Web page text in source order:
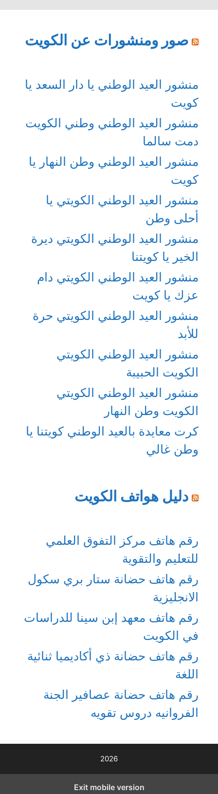
صور ومنشورات عن الكويت
منشور العيد الوطني يا دار السعد يا
كويت
منشور العيد الوطني وطني الكويت
دمت سالما
منشور العيد الوطني وطن النهار يا
كويت
منشور العيد الوطني الكويتي يا
أحلى وطن
منشور العيد الوطني الكويتي ديرة
الخير يا كويتنا
منشور العيد الوطني الكويتي دام
عزك يا كويت
منشور العيد الوطني الكويتي حرة
للأبد
منشور العيد الوطني الكويتي
الكويت الحبيبة
منشور العيد الوطني الكويتي
الكويت وطن النهار
كرت معايدة بالعيد الوطني كويتنا يا
وطن غالي
دليل هواتف الكويت
رقم هاتف مركز التفوق العلمي
للتعليم والتقوية
رقم هاتف حضانة ستار بري سكول
الانجليزية
رقم هاتف معهد إبن سينا للدراسات
في الكويت
رقم هاتف حضانة ذي أكاديميا ثنائية
اللغة
رقم هاتف حضانة عصافير الجنة
الفروانيه دروس تقويه
2026
Exit mobile version